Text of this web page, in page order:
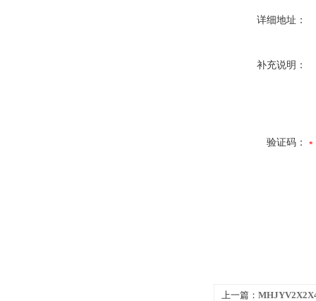
详细地址：
补充说明：
验证码：
上一篇：